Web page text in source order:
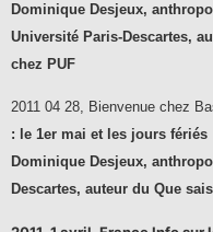
Dominique Desjeux,
Université Paris-Descartes,
chez PUF
2011 04 28, Bienvenue chez
: le 1er mai et les jours fériés
Dominique Desjeux,
Descartes, auteur du Que